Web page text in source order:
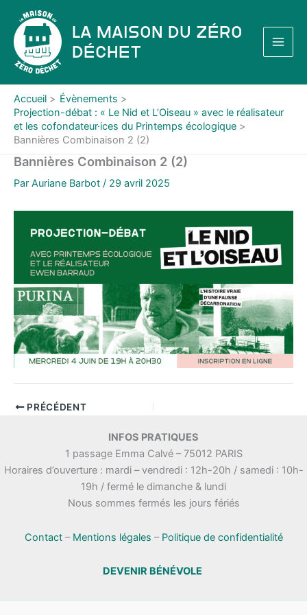
contenu
La Maison du Zéro
Déchet
Accueil
Évènements
Projection-débat : « Le Nid et L’Oiseau » avec le réalisateur
et les cofondateur·ices du Printemps écologique
Bannières Combinaison 2 (2)
Bannières Combinaison 2 (2)
Par Auriane Barbot / 29 avril 2025
PRÉCÉDENT
INFOS PRATIQUES
1 passage Emma Calvé – 75012 PARIS
Horaires d’ouverture : mardi – vendredi : 12h-20h / samedi : 10h-
19h / fermé le dimanche & lundi
Nous sommes fermés les jours fériés
Contact– Mentions légales – Politique de confidentialité
DEVENIR BÉNÉVOLE